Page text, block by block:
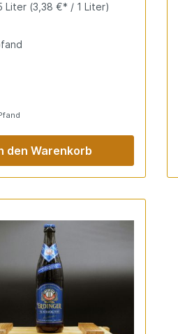
fruchtigen Aromen und
Liter (3,38 €* / 1 Liter)
den Warenkorb